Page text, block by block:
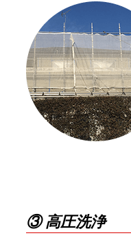
③ 高圧洗浄